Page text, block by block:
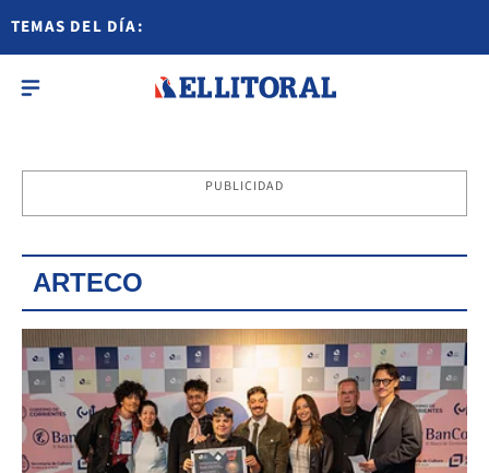
TEMAS DEL DÍA:
PUBLICIDAD
ARTECO